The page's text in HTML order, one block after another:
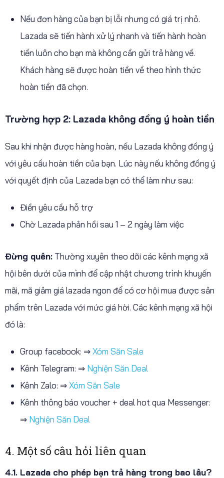
Nếu đơn hàng của bạn bị lỗi nhưng có giá trị nhỏ.
Lazada sẽ tiến hành xử lý nhanh và tiến hành hoàn
tiền luôn cho bạn mà không cần gửi trả hàng về.
Khách hàng sẽ được hoàn tiền về theo hình thức
hoàn tiền đã chọn.
Trường hợp 2: Lazada không đồng ý hoàn tiền
Sau khi nhận được hàng hoàn, nếu Lazada không đồng ý
với yêu cầu hoàn tiền của bạn. Lúc này nếu không đồng ý
với quyết định của Lazada bạn có thể làm như sau:
Điền yêu cầu hỗ trợ
Chờ Lazada phản hồi sau 1 – 2 ngày làm việc
Đừng quên: Thường xuyên theo dõi các kênh mạng xã
hội bên dưới của mình để cập nhật chương trình khuyến
mãi, mã giảm giá lazada ngon để có cơ hội mua được sản
phẩm trên Lazada với mức giá hời. Các kênh mạng xã hội
đó là:
Group facebook: ⇒Xóm Săn Sale
Kênh Telegram: ⇒ Nghiện Săn Deal
Kênh Zalo: ⇒Xóm Săn Sale
Kênh thông báo voucher + deal hot qua Messenger:
⇒ Nghiện Săn Deal
4. Một số câu hỏi liên quan
4.1. Lazada cho phép bạn trả hàng trong bao lâu?